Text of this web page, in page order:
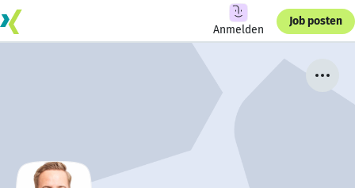
Anmelden
Job posten